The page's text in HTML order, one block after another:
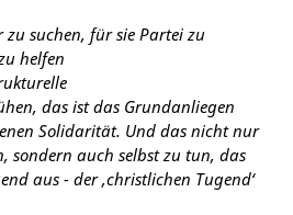
zu suchen, für sie Partei zu
helfen
das ist das Grundanliegen
Solidarität. Und das nicht nur
sondern auch selbst zu tun, das
aus - der ‚christlichen Tugend‘